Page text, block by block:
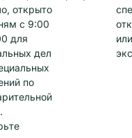
открыто
с 9:00
для
дел
по
или